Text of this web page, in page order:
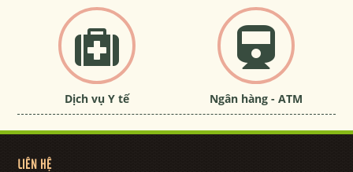
Dịch vụ Y tế Ngân hàng - ATM
LIÊN HỆ